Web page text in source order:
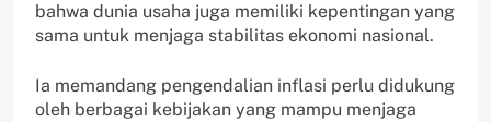
bahwa dunia usaha juga memiliki kepentingan yang
sama untuk menjaga stabilitas ekonomi nasional.
Ia memandang pengendalian inflasi perlu didukung
oleh berbagai kebijakan yang mampu menjaga